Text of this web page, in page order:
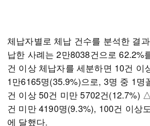
체납자별로 체납 건수를 분석한 결
납한 사례는 2만8038건으로 62.2%
건 이상 체납자를 세분하면 10건 이
1만6165명(35.9%)으로, 3명 중 1
건 이상 50건 미만 5702건(12.7%)
건 미만 4190명(9.3%), 100건 이상
에 달했다.